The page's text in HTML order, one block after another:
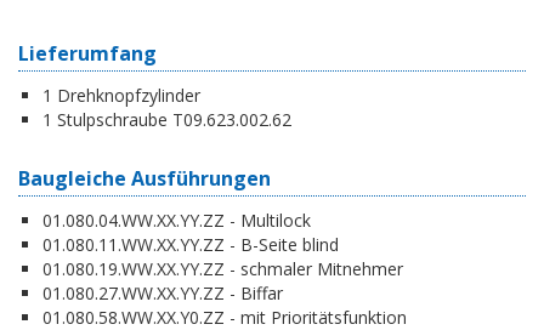
Lieferumfang
1 Drehknopfzylinder
1 Stulpschraube T09.623.002.62
Baugleiche Ausführungen
01.080.04.WW.XX.YY.ZZ - Multilock
01.080.11.WW.XX.YY.ZZ - B-Seite blind
01.080.19.WW.XX.YY.ZZ - schmaler Mitnehmer
01.080.27.WW.XX.YY.ZZ - Biffar
01.080.58.WW.XX.Y0.ZZ - mit Prioritätsfunktion